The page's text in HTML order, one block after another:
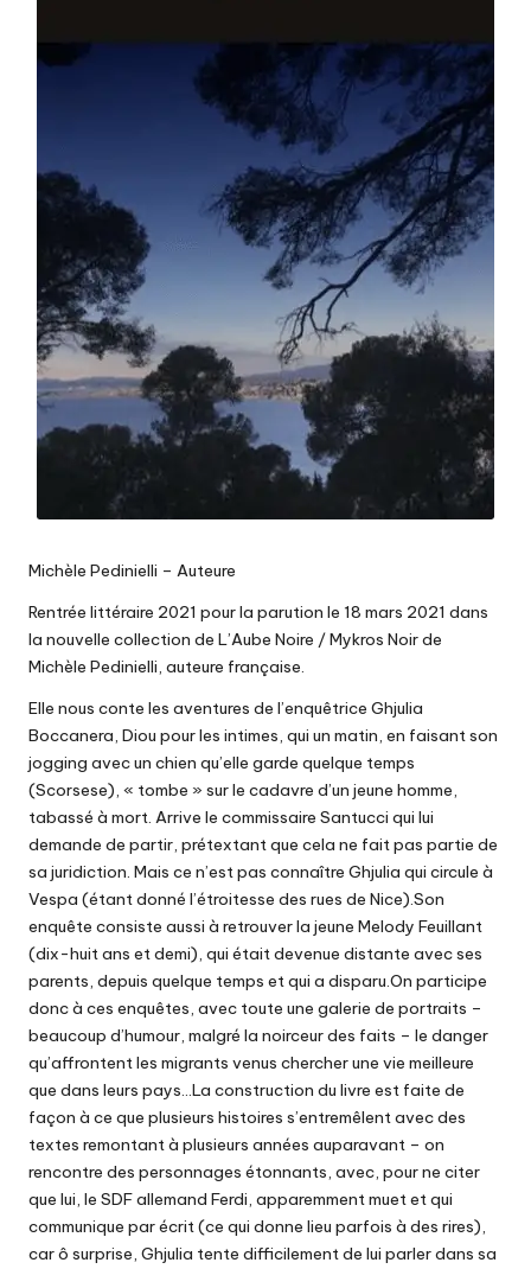
Michèle Pedinielli – Auteure
Rentrée littéraire 2021 pour la parution le 18 mars 2021 dans
la nouvelle collection de L’Aube Noire / Mykros Noir de
Michèle Pedinielli, auteure française.
Elle nous conte les aventures de l’enquêtrice Ghjulia
Boccanera, Diou pour les intimes, qui un matin, en faisant son
jogging avec un chien qu’elle garde quelque temps
(Scorsese), « tombe » sur le cadavre d’un jeune homme,
tabassé à mort. Arrive le commissaire Santucci qui lui
demande de partir, prétextant que cela ne fait pas partie de
sa juridiction. Mais ce n’est pas connaître Ghjulia qui circule à
Vespa (étant donné l’étroitesse des rues de Nice).Son
enquête consiste aussi à retrouver la jeune Melody Feuillant
(dix-huit ans et demi), qui était devenue distante avec ses
parents, depuis quelque temps et qui a disparu.On participe
donc à ces enquêtes, avec toute une galerie de portraits –
beaucoup d’humour, malgré la noirceur des faits – le danger
qu’affrontent les migrants venus chercher une vie meilleure
que dans leurs pays…La construction du livre est faite de
façon à ce que plusieurs histoires s’entremêlent avec des
textes remontant à plusieurs années auparavant – on
rencontre des personnages étonnants, avec, pour ne citer
que lui, le SDF allemand Ferdi, apparemment muet et qui
communique par écrit (ce qui donne lieu parfois à des rires),
car ô surprise, Ghjulia tente difficilement de lui parler dans sa